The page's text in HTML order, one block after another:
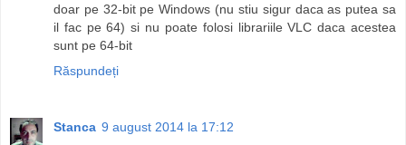
doar pe 32-bit pe Windows (nu stiu sigur daca as putea sa
il fac pe 64) si nu poate folosi librariile VLC daca acestea
sunt pe 64-bit
Răspundeți
Stanca 9 august 2014 la 17:12